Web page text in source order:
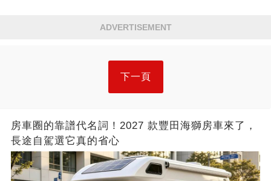
ADVERTISEMENT
下一頁
房車圈的靠譜代名詞！2027 款豐田海獅房車來了，
長途自駕選它真的省心